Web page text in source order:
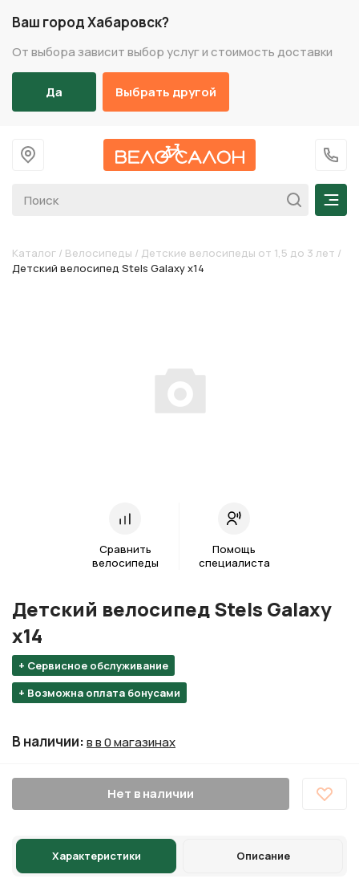
Ваш город Хабаровск?
От выбора зависит выбор услуг и стоимость доставки
Да Выбрать другой
На главную
+7
Каталог / Велосипеды / Детские велосипеды от 1,5 до 3 лет /
Детский велосипед Stels Galaxy х14
Сравнить
велосипеды
Помощь
специалиста
+ Сервисное обслуживание
+ Возможна оплата бонусами
Детский велосипед Stels Galaxy
х14
В наличии:в в 0 магазинах
Нет в наличии
Характеристики Описание